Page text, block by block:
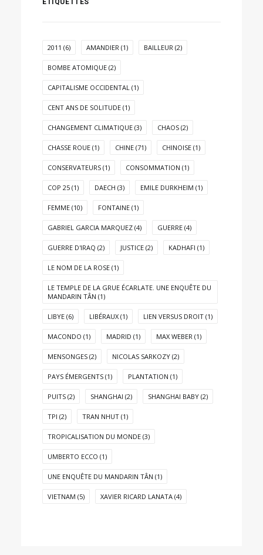
ÉTIQUETTES
2011 (6) AMANDIER (1) BAILLEUR (2)
BOMBE ATOMIQUE (2)
CAPITALISME OCCIDENTAL (1)
CENT ANS DE SOLITUDE (1)
CHANGEMENT CLIMATIQUE (3) CHAOS (2)
CHASSE ROUE (1) CHINE (71) CHINOISE (1)
CONSERVATEURS (1) CONSOMMATION (1)
COP 25 (1) DAECH (3) EMILE DURKHEIM (1)
FEMME (10) FONTAINE (1)
GABRIEL GARCIA MARQUEZ (4) GUERRE (4)
GUERRE D'IRAQ (2) JUSTICE (2) KADHAFI (1)
LE NOM DE LA ROSE (1)
LE TEMPLE DE LA GRUE ÉCARLATE. UNE ENQUÊTE DU
MANDARIN TÂN (1)
LIBYE (6) LIBÉRAUX (1) LIEN VERSUS DROIT (1)
MACONDO (1) MADRID (1) MAX WEBER (1)
MENSONGES (2) NICOLAS SARKOZY (2)
PAYS ÉMERGENTS (1) PLANTATION (1)
PUITS (2) SHANGHAI (2) SHANGHAI BABY (2)
TPI (2) TRAN NHUT (1)
TROPICALISATION DU MONDE (3)
UMBERTO ECCO (1)
UNE ENQUÊTE DU MANDARIN TÂN (1)
VIETNAM (5) XAVIER RICARD LANATA (4)